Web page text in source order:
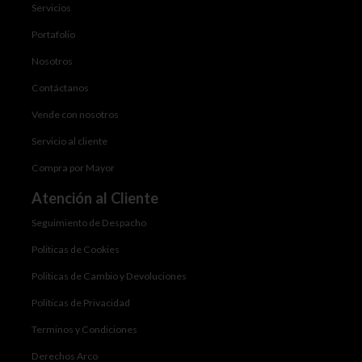
Servicios
Portafolio
Nosotros
Contáctanos
Vende con nosotros
Servicio al cliente
Compra por Mayor
Atención al Cliente
Seguimiento de Despacho
Politicas de Cookies
Politicas de Cambio y Devoluciones
Politicas de Privacidad
Terminos y Condiciones
Derechos Arco